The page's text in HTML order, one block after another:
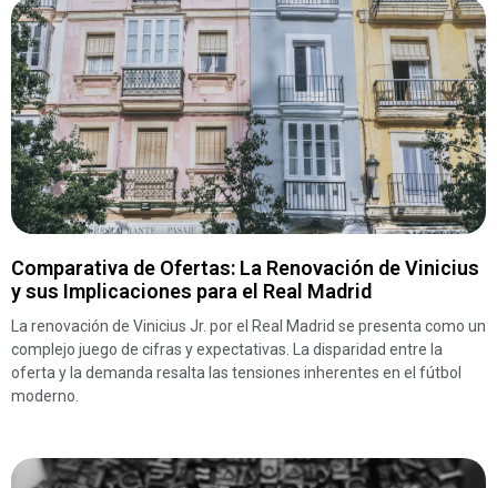
Comparativa de Ofertas: La Renovación de Vinicius
y sus Implicaciones para el Real Madrid
La renovación de Vinicius Jr. por el Real Madrid se presenta como un
complejo juego de cifras y expectativas. La disparidad entre la
oferta y la demanda resalta las tensiones inherentes en el fútbol
moderno.